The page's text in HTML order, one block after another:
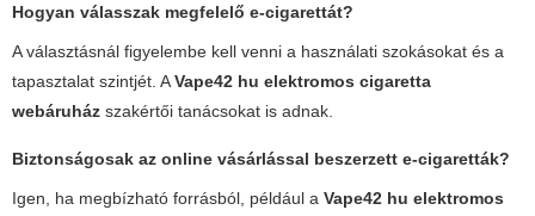
Hogyan válasszak megfelelő e-cigarettát?
A választásnál figyelembe kell venni a használati szokásokat és a
tapasztalat szintjét. AVape42 hu elektromos cigaretta
webáruház szakértői tanácsokat is adnak.
Biztonságosak az online vásárlással beszerzett e-cigaretták?
Igen, ha megbízható forrásból, például a Vape42 hu elektromos